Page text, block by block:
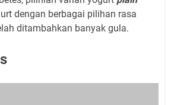
dengan berbagai pilihan rasa
ditambahkan banyak gula.